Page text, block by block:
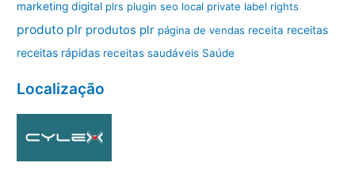
marketing digital plrs plugin seo local private label rights
produto plr produtos plr página de vendas receita receitas
receitas rápidas receitas saudáveis Saúde
Localização